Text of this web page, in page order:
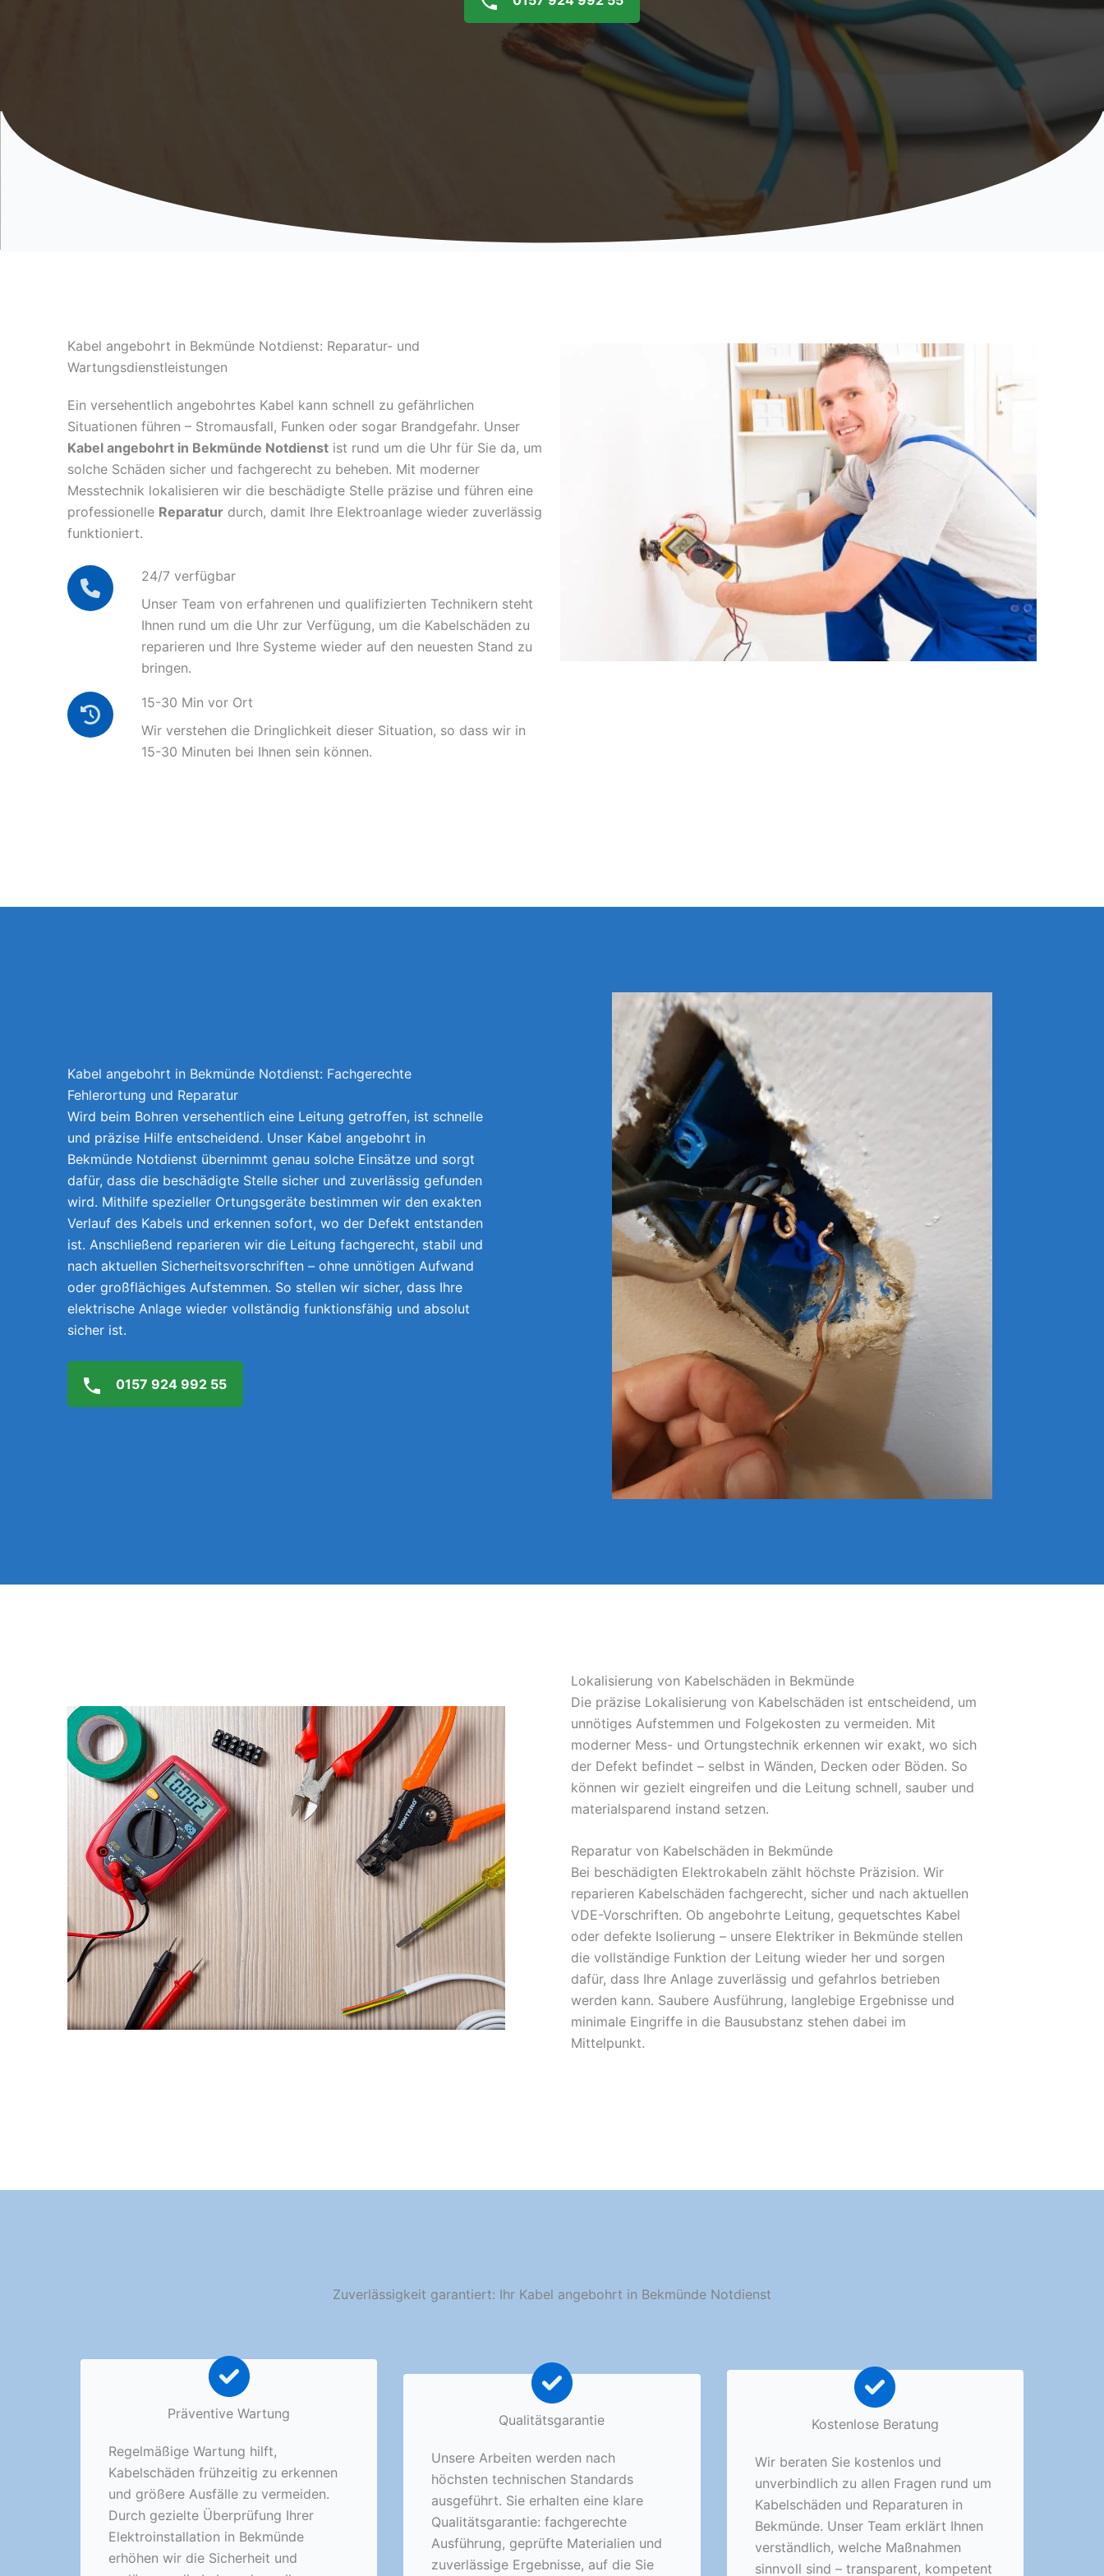
Kabel angebohrt in Bekmünde Notdienst: Reparatur- und
Wartungsdienstleistungen
Ein versehentlich angebohrtes Kabel kann schnell zu gefährlichen
Situationen führen – Stromausfall, Funken oder sogar Brandgefahr. Unser
Kabel angebohrt in Bekmünde Notdienst ist rund um die Uhr für Sie da, um
solche Schäden sicher und fachgerecht zu beheben. Mit moderner
Messtechnik lokalisieren wir die beschädigte Stelle präzise und führen eine
professionelle Reparatur durch, damit Ihre Elektroanlage wieder zuverlässig
funktioniert.
24/7 verfügbar
Unser Team von erfahrenen und qualifizierten Technikern steht
Ihnen rund um die Uhr zur Verfügung, um die Kabelschäden zu
reparieren und Ihre Systeme wieder auf den neuesten Stand zu
bringen.
15-30 Min vor Ort
Wir verstehen die Dringlichkeit dieser Situation, so dass wir in
15-30 Minuten bei Ihnen sein können.
Kabel angebohrt in Bekmünde Notdienst: Fachgerechte
Fehlerortung und Reparatur
Wird beim Bohren versehentlich eine Leitung getroffen, ist schnelle
und präzise Hilfe entscheidend. Unser Kabel angebohrt in
Bekmünde Notdienst übernimmt genau solche Einsätze und sorgt
dafür, dass die beschädigte Stelle sicher und zuverlässig gefunden
wird. Mithilfe spezieller Ortungsgeräte bestimmen wir den exakten
Verlauf des Kabels und erkennen sofort, wo der Defekt entstanden
ist. Anschließend reparieren wir die Leitung fachgerecht, stabil und
nach aktuellen Sicherheitsvorschriften – ohne unnötigen Aufwand
oder großflächiges Aufstemmen. So stellen wir sicher, dass Ihre
elektrische Anlage wieder vollständig funktionsfähig und absolut
sicher ist.
0157 924 992 55
Lokalisierung von Kabelschäden in Bekmünde
Die präzise Lokalisierung von Kabelschäden ist entscheidend, um
unnötiges Aufstemmen und Folgekosten zu vermeiden. Mit
moderner Mess- und Ortungstechnik erkennen wir exakt, wo sich
der Defekt befindet – selbst in Wänden, Decken oder Böden. So
können wir gezielt eingreifen und die Leitung schnell, sauber und
materialsparend instand setzen.
Reparatur von Kabelschäden in Bekmünde
Bei beschädigten Elektrokabeln zählt höchste Präzision. Wir
reparieren Kabelschäden fachgerecht, sicher und nach aktuellen
VDE-Vorschriften. Ob angebohrte Leitung, gequetschtes Kabel
oder defekte Isolierung – unsere Elektriker in Bekmünde stellen
die vollständige Funktion der Leitung wieder her und sorgen
dafür, dass Ihre Anlage zuverlässig und gefahrlos betrieben
werden kann. Saubere Ausführung, langlebige Ergebnisse und
minimale Eingriffe in die Bausubstanz stehen dabei im
Mittelpunkt.
Zuverlässigkeit garantiert: Ihr Kabel angebohrt in Bekmünde Notdienst
Präventive Wartung
Regelmäßige Wartung hilft,
Kabelschäden frühzeitig zu erkennen
und größere Ausfälle zu vermeiden.
Durch gezielte Überprüfung Ihrer
Elektroinstallation in Bekmünde
erhöhen wir die Sicherheit und
Qualitätsgarantie
Unsere Arbeiten werden nach
höchsten technischen Standards
ausgeführt. Sie erhalten eine klare
Qualitätsgarantie: fachgerechte
Ausführung, geprüfte Materialien und
zuverlässige Ergebnisse, auf die Sie
Kostenlose Beratung
Wir beraten Sie kostenlos und
unverbindlich zu allen Fragen rund um
Kabelschäden und Reparaturen in
Bekmünde. Unser Team erklärt Ihnen
verständlich, welche Maßnahmen
sinnvoll sind – transparent, kompetent